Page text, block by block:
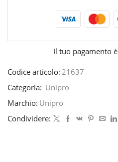
Il tuo pagamento è
Codice articolo: 21637
Categoria: Unipro
Marchio: Unipro
Condividere: